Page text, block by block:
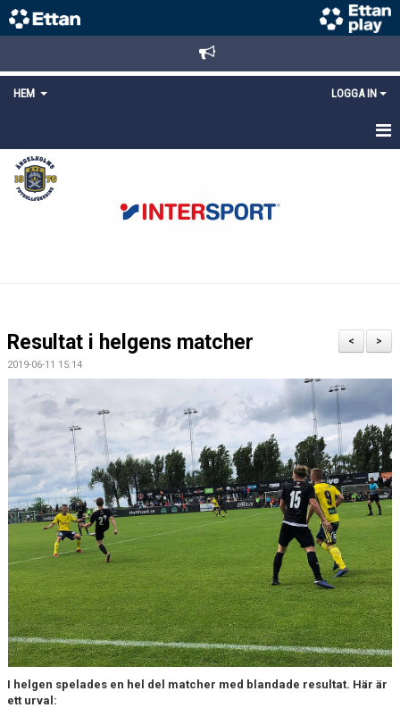
HEM LOGGA IN
STARTSIDA
NYHETER
LÄNKAR
MEDLEMS OCH TRÄNINGSAVGIFTER
>
<
Resultat i helgens matcher
2019-06-11 15:14
I helgen spelades en hel del matcher med blandade resultat. Här är
ett urval: